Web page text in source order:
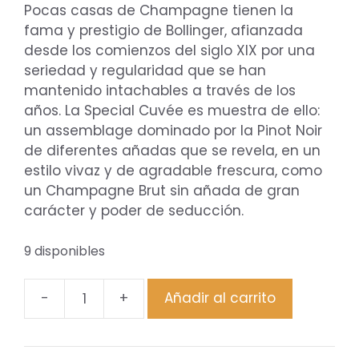
Pocas casas de Champagne tienen la
fama y prestigio de Bollinger, afianzada
desde los comienzos del siglo XIX por una
seriedad y regularidad que se han
mantenido intachables a través de los
años. La Special Cuvée es muestra de ello:
un assemblage dominado por la Pinot Noir
de diferentes añadas que se revela, en un
estilo vivaz y de agradable frescura, como
un Champagne Brut sin añada de gran
carácter y poder de seducción.
9 disponibles
-
Bollinger
Cuvée
+ Añadir al carrito